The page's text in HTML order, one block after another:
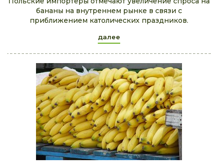
бананы на внутреннем рынке в связи с
приближением католических праздников.
далее